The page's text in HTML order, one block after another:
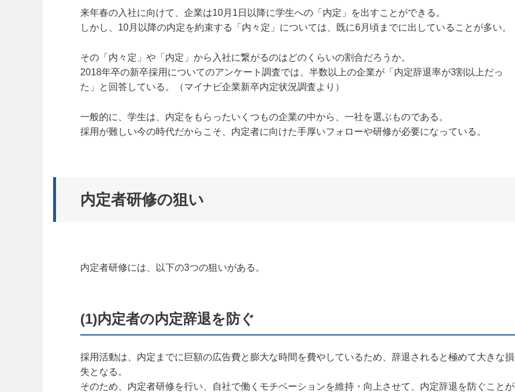
来年春の入社に向けて、企業は10月1日以降に学生への「内定」を出すことができる。
しかし、10月以降の内定を約束する「内々定」については、既に6月頃までに出していることが多い。
その「内々定」や「内定」から入社に繋がるのはどのくらいの割合だろうか。
2018年卒の新卒採用についてのアンケート調査では、半数以上の企業が「内定辞退率が3割以上だっ
た」と回答している。（マイナビ企業新卒内定状況調査より）
一般的に、学生は、内定をもらったいくつもの企業の中から、一社を選ぶものである。
採用が難しい今の時代だからこそ、内定者に向けた手厚いフォローや研修が必要になっている。
内定者研修の狙い
内定者研修には、以下の3つの狙いがある。
(1)内定者の内定辞退を防ぐ
採用活動は、内定までに巨額の広告費と膨大な時間を費やしているため、辞退されると極めて大きな損
失となる。
そのため、内定者研修を行い、自社で働くモチベーションを維持・向上させて、内定辞退を防ぐことが